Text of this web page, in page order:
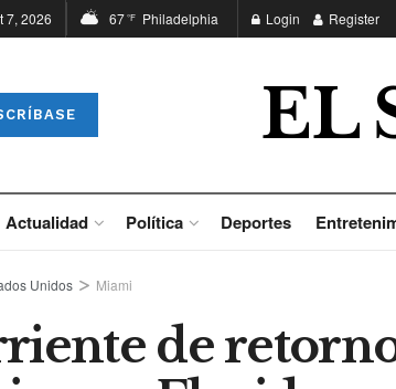
7, 2026 67°F Philadelphia Login Register
EL
Actualidad Política Deportes
Unidos Miami
de